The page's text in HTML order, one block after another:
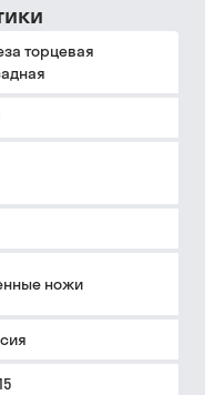
торцевая
ножи